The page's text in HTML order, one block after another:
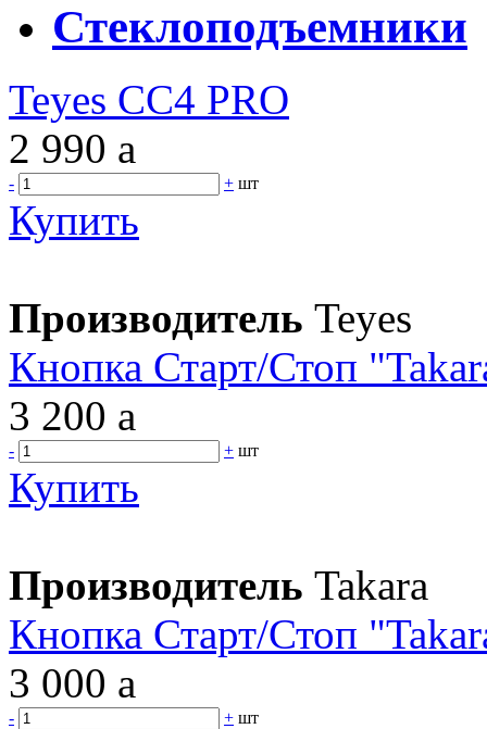
Стеклоподъемники
Teyes CC4 PRO
2 990 a
- + шт
Купить
Производитель Teyes
Кнопка Старт/Стоп
3 200 a
- + шт
Купить
Производитель Takara
Кнопка Старт/Стоп
3 000 a
- + шт